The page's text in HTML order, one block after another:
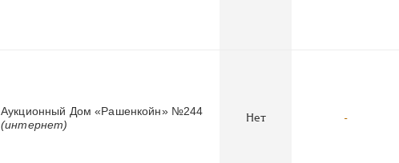
Аукционный Дом «Рашенкойн» №244
(интернет)
Нет -